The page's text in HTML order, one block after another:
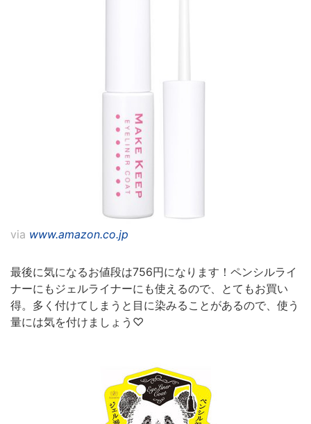
via www.amazon.co.jp
最後に気になるお値段は756円になります！ペンシルライ
ナーにもジェルライナーにも使えるので、とてもお買い
得。多く付けてしまうと目に染みることがあるので、使う
量には気を付けましょう♡